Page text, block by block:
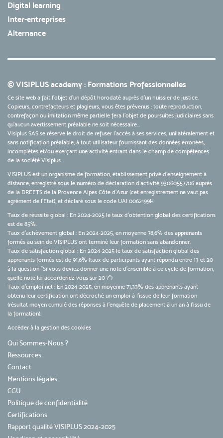
Digital learning
Inter-entreprises
Alternance
© VISIPLUS academy : Formations Professionnelles
Ce site web a fait l'objet d'un dépôt horodaté auprès d'un huissier de justice.
Copieurs, contrefacteurs et plagieurs, vous êtes prévenus : toute reproduction,
contrefaçon ou imitation même partielle fera l'objet de poursuites judiciaires sans
qu’aucun avertissement préalable ne soit nécessaire...
Visiplus SAS se réserve le droit de refuser l'accès à ses services, unilatéralement et
sans notification préalable, à tout utilisateur fournissant des données erronées,
incomplètes et/ou exerçant une activité entrant dans le champ de compétences
de la société Visiplus.
VISIPLUS est un organisme de formation, établissement privé d’enseignement à
distance, enregistré sous le numéro de déclaration d’activité 93060557706 auprès
de la DREETS de la Provence Alpes Côte d’Azur (cet enregistrement ne vaut pas
agrément de l’Etat), et déclaré sous le code UAI 0062199H
Taux de réussite global : En 2024-2025 le taux d'obtention global des certifications
est de 85%.
Taux d’achèvement global : En 2024-2025, en moyenne 78,6% des apprenants
formés au sein de VISIPLUS ont terminé leur formation sans abandonner.
Taux de satisfaction global : En 2024-2025 le taux de satisfaction global des
apprenants formés est de 91,6% (taux de participants ayant répondu entre 13 et 20
à la question "Si vous deviez donner une note d’ensemble à ce cycle de formation,
quelle note lui accorderiez-vous sur 20 ?")
Taux d’emploi net : En 2024-2025, en moyenne 71,33% des apprenants ayant
obtenu leur certification ont décroché un emploi à l'issue de leur formation
(résultat moyen cumulé des réponses à l'enquête de placement à un an à l'issu de
la formation).
Accéder à la gestion des cookies
Qui Sommes-Nous ?
Ressources
Contact
Mentions légales
CGU
Politique de confidentialité
Certifications
Rapport qualité VISIPLUS 2024-2025